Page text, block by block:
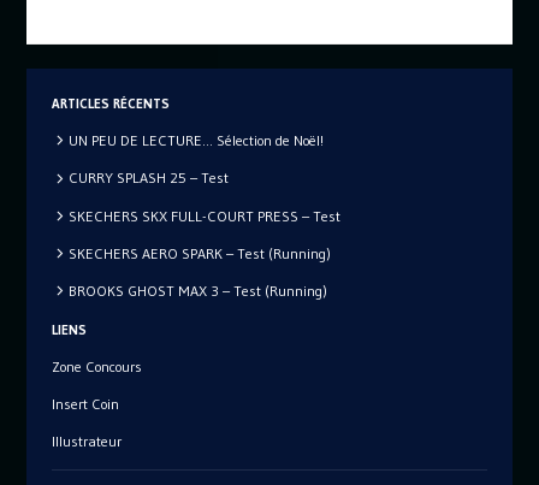
ARTICLES RÉCENTS
UN PEU DE LECTURE… Sélection de Noël!
CURRY SPLASH 25 – Test
SKECHERS SKX FULL-COURT PRESS – Test
SKECHERS AERO SPARK – Test (Running)
BROOKS GHOST MAX 3 – Test (Running)
LIENS
Zone Concours
Insert Coin
Illustrateur